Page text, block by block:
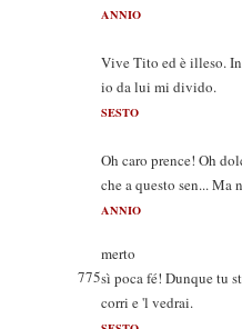
ANNIO
Ogni
Vive Tito ed è illeso.
io da lui mi divido.
SESTO
Oh dei
Oh caro prence! Oh
che a questo sen... Ma
ANNIO
merto
775sì poca fé! Dunque tu
corri e 'l vedrai.